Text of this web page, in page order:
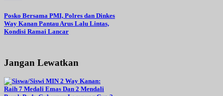
Posko Bersama PMI, Polres dan Dinkes
Way Kanan Pantau Arus Lalu Lintas,
Kondisi Ramai Lancar
Jangan Lewatkan